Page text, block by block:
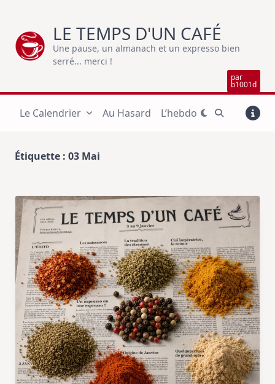
content
LE TEMPS D'UN CAFÉ
Une pause, un almanach et un expresso bien
serré... merci !
par
b1001d
Le Calendrier Au Hasard L’hebdo
Étiquette : 03 Mai